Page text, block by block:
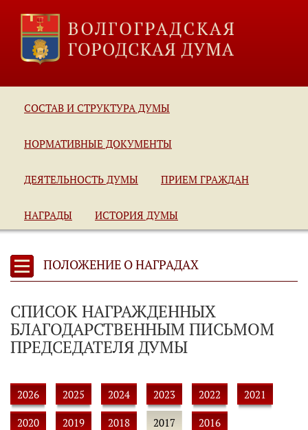
СОСТАВ И СТРУКТУРА ДУМЫ
НОРМАТИВНЫЕ ДОКУМЕНТЫ
ДЕЯТЕЛЬНОСТЬ ДУМЫ ПРИЕМ ГРАЖДАН
НАГРАДЫ ИСТОРИЯ ДУМЫ
ПОЛОЖЕНИЕ О НАГРАДАХ
СПИСОК НАГРАЖДЕННЫХ
БЛАГОДАРСТВЕННЫМ ПИСЬМОМ
ПРЕДСЕДАТЕЛЯ ДУМЫ
2026 2025 2024 2023 2022 2021
2020 2019 2018 2017 2016